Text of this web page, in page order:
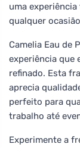
uma
qualquer
Camelia Eau de
experiência que
refinado. Esta
aprecia
perfeito para
trabalho até
Experimente a